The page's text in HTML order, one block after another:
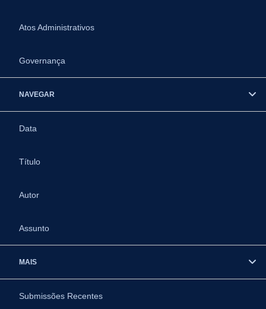
Atos Administrativos
Governança
NAVEGAR
Data
Título
Autor
Assunto
MAIS
Submissões Recentes